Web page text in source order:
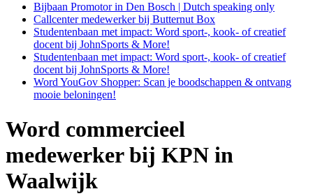
Bijbaan Promotor in Den Bosch | Dutch speaking only
Callcenter medewerker bij Butternut Box
Studentenbaan met impact: Word sport-, kook- of creatief
docent bij JohnSports & More!
Studentenbaan met impact: Word sport-, kook- of creatief
docent bij JohnSports & More!
Word YouGov Shopper: Scan je boodschappen & ontvang
mooie beloningen!
Word commercieel
medewerker bij KPN in
Waalwijk